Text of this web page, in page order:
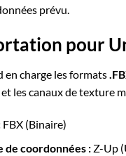
prévu.
pour
en charge les formats
les canaux de texture
FBX (Binaire)
de coordonnées :Z-Up